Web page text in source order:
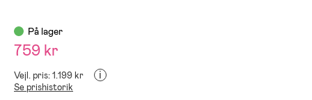
På lager
759 kr
Vejl. pris: 1.199 kr i
Se prishistorik